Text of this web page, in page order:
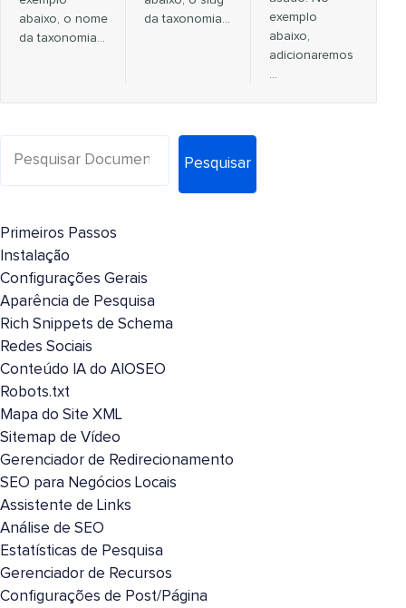
abaixo, o nome
da taxonomia…
da taxonomia…
exemplo
abaixo,
adicionaremos
Pesquisar
Primeiros Passos
Instalação
Configurações Gerais
Aparência de Pesquisa
Rich Snippets de Schema
Redes Sociais
Conteúdo IA do AIOSEO
Robots.txt
Mapa do Site XML
Sitemap de Vídeo
Gerenciador de Redirecionamento
SEO para Negócios Locais
Assistente de Links
Análise de SEO
Estatísticas de Pesquisa
Gerenciador de Recursos
Configurações de Post/Página